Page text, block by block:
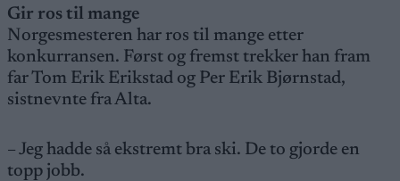
Gir ros til mange
Norgesmesteren har ros til mange etter
konkurransen. Først og fremst trekker han fram
far Tom Erik Erikstad og Per Erik Bjørnstad,
sistnevnte fra Alta.
– Jeg hadde så ekstremt bra ski. De to gjorde en
topp jobb.